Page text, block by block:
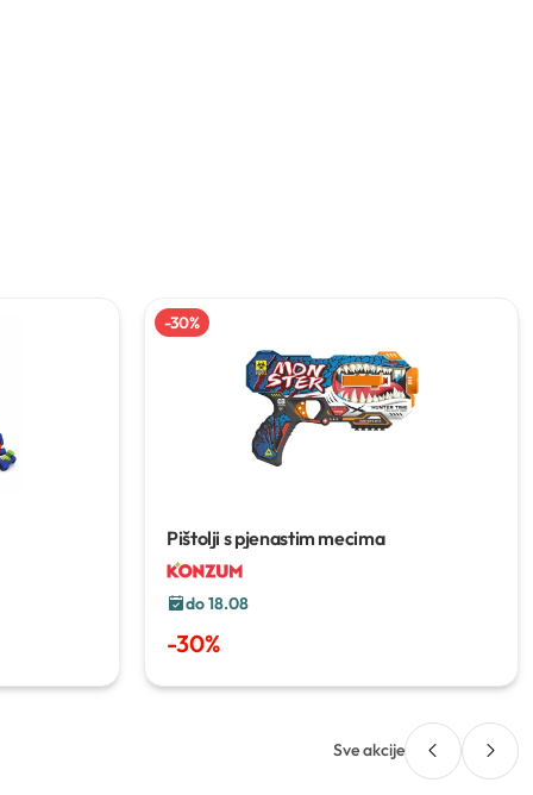
-30%
Pištolji s pjenastim mecima
do 18.08
-30%
Sve akcije